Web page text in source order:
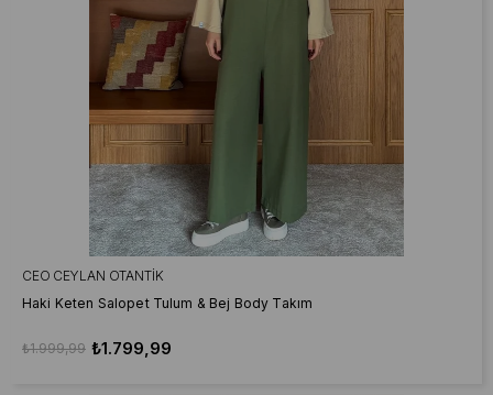
CEO CEYLAN OTANTIK
Haki Keten Salopet Tulum & Bej Body Takım
₺1.799,99
₺1.999,99